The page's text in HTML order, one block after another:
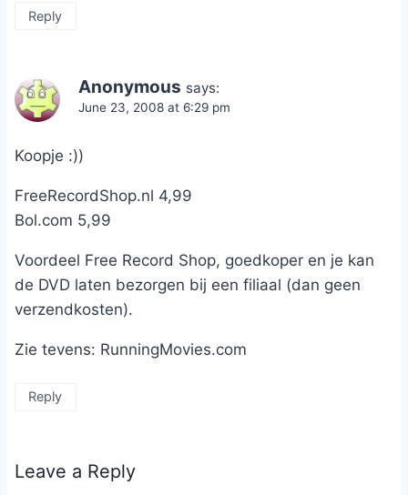
Reply
Anonymous says:
June 23, 2008 at 6:29 pm
Koopje :))
FreeRecordShop.nl 4,99
Bol.com 5,99
Voordeel Free Record Shop, goedkoper en je kan
de DVD laten bezorgen bij een filiaal (dan geen
verzendkosten).
Zie tevens: RunningMovies.com
Reply
Leave a Reply